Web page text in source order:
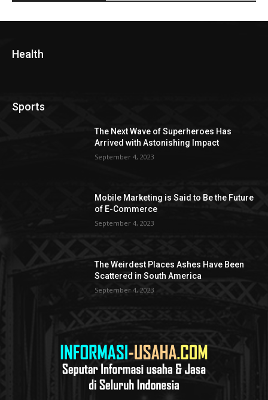
Health
Sports
The Next Wave of Superheroes Has
Arrived with Astonishing Impact
September 4, 2023
Mobile Marketing is Said to Be the Future
of E-Commerce
September 4, 2023
The Weirdest Places Ashes Have Been
Scattered in South America
September 4, 2023